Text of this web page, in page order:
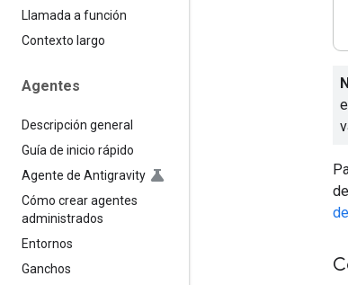
Llamada a función
Contexto largo
Agentes
Descripción general
Guía de inicio rápido
Agente de Antigravity
Cómo crear agentes
administrados
Entornos
Ganchos